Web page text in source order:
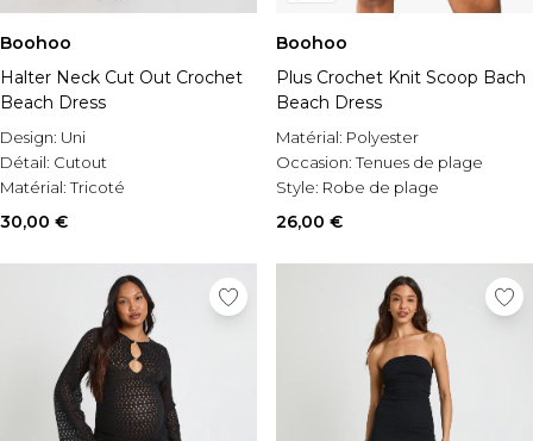
Boohoo
Halter Neck Cut Out Crochet
Beach Dress
Design: Uni
Détail: Cutout
Matérial:Tricoté
30,00 €
Boohoo
Plus Crochet Knit Scoop Bach
Beach Dress
Matérial: Polyester
Occasion:Tenues de plage
Style: Robe de plage
26,00 €